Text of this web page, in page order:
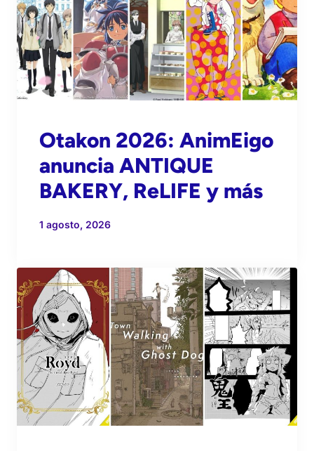
Otakon 2026: AnimEigo
anuncia ANTIQUE
BAKERY, ReLIFE y más
1 agosto, 2026